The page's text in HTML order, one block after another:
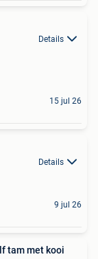
Details
15 jul 26
Details
9 jul 26
tam met kooi